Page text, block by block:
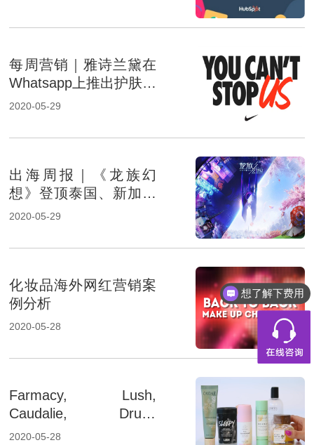
每周营销｜雅诗兰黛在
Whatsapp上推出护肤体
验；耐克为体育创造灵
2020-05-29
出海周报｜《龙族幻
想》登顶泰国、新加坡
免费榜；长城汽车加快
2020-05-29
化妆品海外网红营销案
例分析
2020-05-28
Farmacy, Lush,
Caudalie, Drunk
Elephant联合海外网红
2020-05-28
想了解下费用